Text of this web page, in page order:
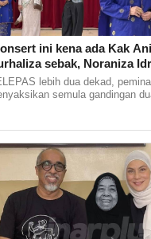
ini kena ada Kak
sebak, Noraniza
kembali berduet
Kama' selepas 25 tahun
lebih dua dekad,
semula gandingan